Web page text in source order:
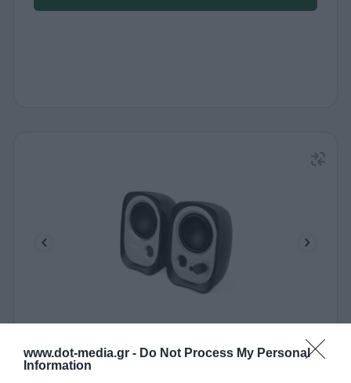
www.dot-media.gr - Do Not Process My Personal
Information